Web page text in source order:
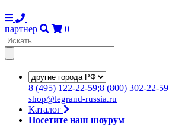
партнер
0
8 (495) 122-22-59;8 (800) 302-22-59
shop@legrand-russia.ru
Каталог
Посетите наш шоурум